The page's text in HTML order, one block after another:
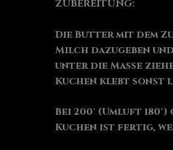
ZUBEREITUNG:
Die Butter mit dem
Milch dazugeben
unter die Masse
Kuchen klebt sonst
Bei 200° (Umluft
Kuchen ist fertig,